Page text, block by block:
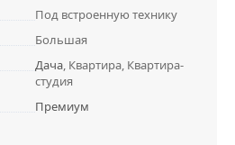
Под встроенную технику
Большая
Дача, Квартира, Квартира-
студия
Премиум